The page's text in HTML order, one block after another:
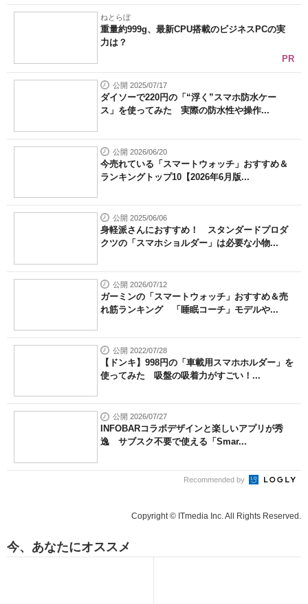
ねとらぼ
重量約999g、最新CPU搭載のビジネスPCの実
力は？
PR
公開 2025/07/17
ダイソーで220円の「“浮く”スマホ防水ケー
ス」を使ってみた 実際の防水性や操作...
公開 2026/06/20
今売れている「スマートウォッチ」おすすめ＆
ランキングトップ10【2026年6月版...
公開 2025/06/06
身軽派さんにおすすめ！ スタンダードプロダ
クツの「スマホショルダー」は必要な小物...
公開 2026/07/12
ガーミンの「スマートウォッチ」おすすめ＆売
れ筋ランキング 「睡眠コーチ」モデルや...
公開 2022/07/28
【ドンキ】998円の「車載用スマホホルダー」を
使ってみた 吸盤の吸着力がすごい！...
公開 2026/07/27
INFOBARコラボデザインと楽しいアプリが秀
逸 サブスク不要で使える「Smar...
Recommended by
Copyright © ITmedia Inc. All Rights Reserved.
今、あなたにオススメ